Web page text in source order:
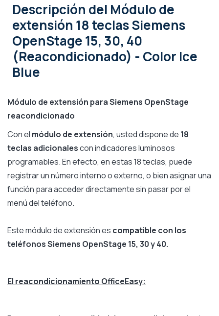
Descripción del Módulo de
extensión 18 teclas Siemens
OpenStage 15, 30, 40
(Reacondicionado) - Color Ice
Blue
Módulo de extensión para Siemens OpenStage
reacondicionado
Con el módulo de extensión, usted dispone de 18
teclas adicionalescon indicadores luminosos
programables. En efecto, en estas 18 teclas, puede
registrar un número interno o externo, o bien asignar una
función para acceder directamente sin pasar por el
menú del teléfono.
Este módulo de extensión es compatible con los
teléfonos Siemens OpenStage 15, 30 y 40.
El reacondicionamiento OfficeEasy: